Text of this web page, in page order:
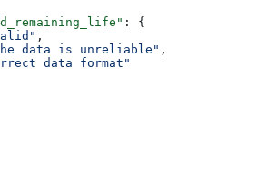
: {
,
data is unreliable" ,
data format"